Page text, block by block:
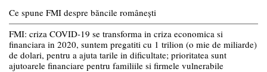
Ce spune FMI despre băncile românești
FMI: criza COVID-19 se transforma in criza economica si
financiara in 2020, suntem pregatiti cu 1 trilion (o mie de miliarde)
de dolari, pentru a ajuta tarile in dificultate; prioritatea sunt
ajutoarele financiare pentru familiile si firmele vulnerabile